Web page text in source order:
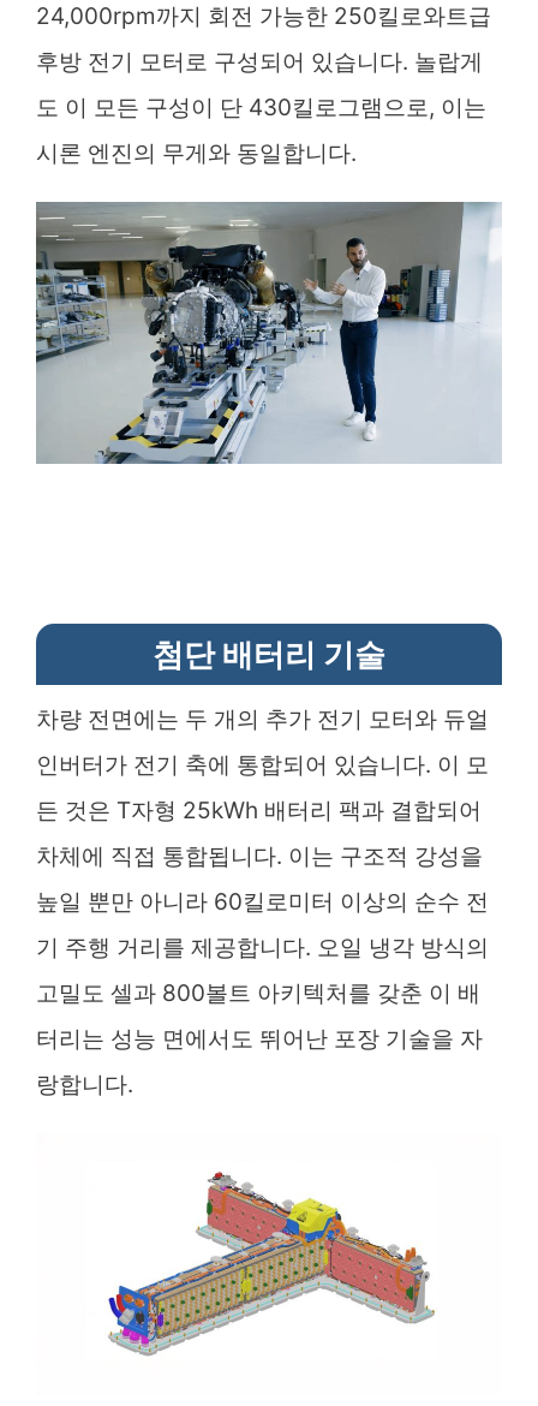
24,000rpm까지 회전 가능한 250킬로와트급
후방 전기 모터로 구성되어 있습니다. 놀랍게
도 이 모든 구성이 단 430킬로그램으로, 이는
시론 엔진의 무게와 동일합니다.
첨단 배터리 기술
차량 전면에는 두 개의 추가 전기 모터와 듀얼
인버터가 전기 축에 통합되어 있습니다. 이 모
든 것은 T자형 25kWh 배터리 팩과 결합되어
차체에 직접 통합됩니다. 이는 구조적 강성을
높일 뿐만 아니라 60킬로미터 이상의 순수 전
기 주행 거리를 제공합니다. 오일 냉각 방식의
고밀도 셀과 800볼트 아키텍처를 갖춘 이 배
터리는 성능 면에서도 뛰어난 포장 기술을 자
랑합니다.